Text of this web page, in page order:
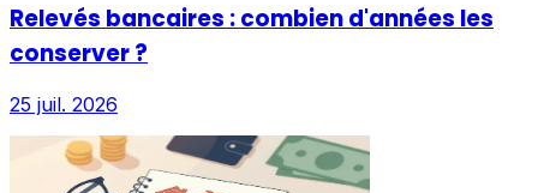
Relevés bancaires : combien d'années les
conserver ?
25 juil. 2026